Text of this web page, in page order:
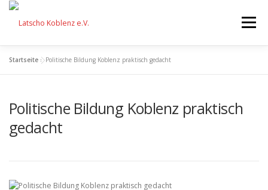
Zum
springen
Menü
VERANSTALTUNGEN AKTIONEN EQUIPMENT
Startseite »Politische Bildung Koblenz praktisch gedacht
Politische Bildung Koblenz praktisch
gedacht